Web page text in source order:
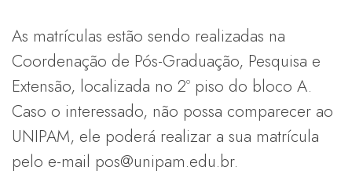
As matrículas estão sendo realizadas na
Coordenação de Pós-Graduação, Pesquisa e
Extensão, localizada no 2º piso do bloco A.
Caso o interessado, não possa comparecer ao
UNIPAM, ele poderá realizar a sua matrícula
pelo e-mail pos@unipam.edu.br.